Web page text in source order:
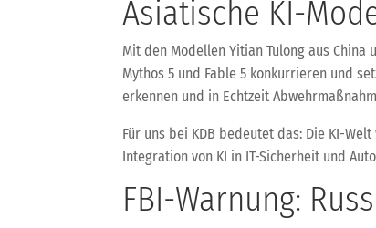
Asiatische KI-
Mit den Modellen Yitian Tulong aus
Mythos 5 und Fable 5 konkurrieren und
erkennen und in Echtzeit
Für uns bei KDB bedeutet das: Die KI-
Integration von KI in IT-Sicherheit und
FBI-Warnung: